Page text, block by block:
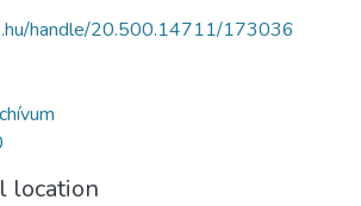
handle/20.500.14711/173036
location